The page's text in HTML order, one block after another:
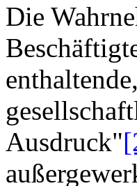
Die
Ausdruck"